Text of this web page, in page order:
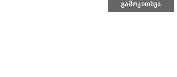
ᲒᲐᲛᲝᲙᲘᲗᲮᲕᲐ